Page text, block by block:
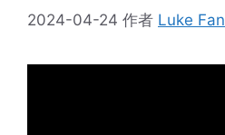
2024-04-24 作者 Luke Fan